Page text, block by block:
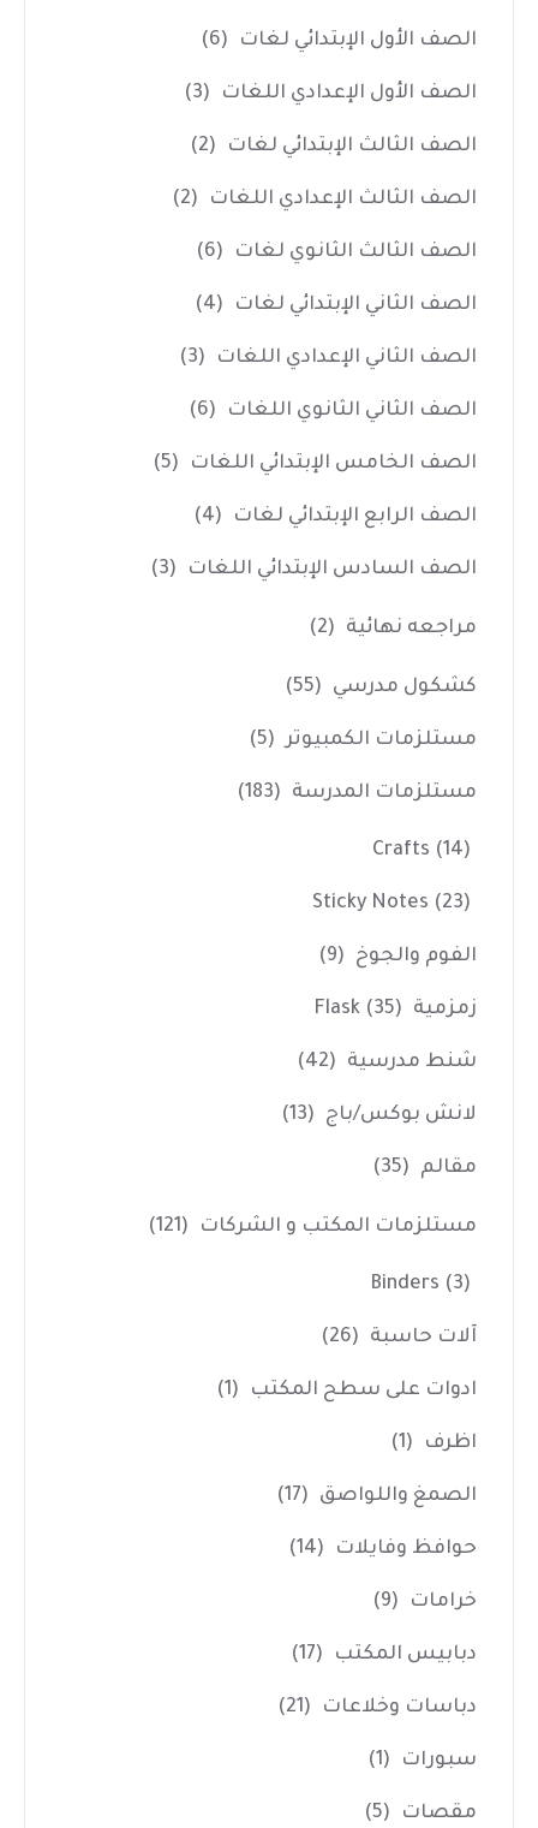
الصف الأول الإبتدائي لغات (6)
الصف الأول الإعدادي اللغات (3)
الصف الثالث الإبتدائي لغات (2)
الصف الثالث الإعدادي اللغات (2)
الصف الثالث الثانوي لغات (6)
الصف الثاني الإبتدائي لغات (4)
الصف الثاني الإعدادي اللغات (3)
الصف الثاني الثانوي اللغات (6)
الصف الخامس الإبتدائي اللغات (5)
الصف الرابع الإبتدائي لغات (4)
الصف السادس الإبتدائي اللغات (3)
مراجعه نهائية (2)
كشكول مدرسي (55)
مستلزمات الكمبيوتر (5)
مستلزمات المدرسة (183)
Crafts (14)
Sticky Notes (23)
الفوم والجوخ (9)
زمزمية Flask (35)
شنط مدرسية (42)
لانش بوكس/باج (13)
مقالم (35)
مستلزمات المكتب و الشركات (121)
Binders (3)
آلات حاسبة (26)
ادوات على سطح المكتب (1)
اظرف (1)
الصمغ واللواصق (17)
حوافظ وفايلات (14)
خرامات (9)
دبابيس المكتب (17)
دباسات وخلاعات (21)
سبورات (1)
مقصات (5)